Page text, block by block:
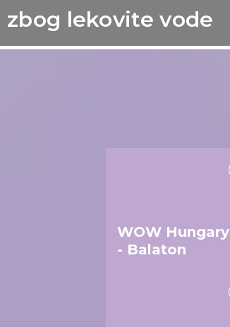
zbog lekovite vode
WOW Hungary
- Balaton